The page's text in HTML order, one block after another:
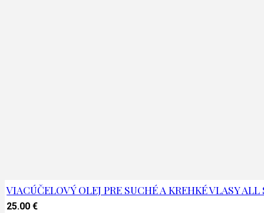
VIACÚČELOVÝ OLEJ PRE SUCHÉ A KREHKÉ VLASY ALL
25.00€